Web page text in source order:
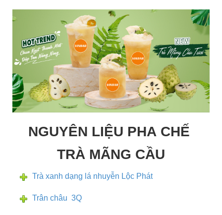
NGUYÊN LIỆU PHA CHẾ
TRÀ MÃNG CẦU
Trà xanh dạng lá nhuyễn Lộc Phát
Trân châu 3Q